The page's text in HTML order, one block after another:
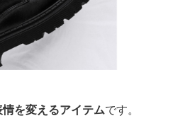
を変えるアイテムです。